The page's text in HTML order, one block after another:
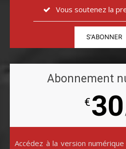
Vous soutenez la
S'ABONNER
Abonnement
€30
Accédez à la version